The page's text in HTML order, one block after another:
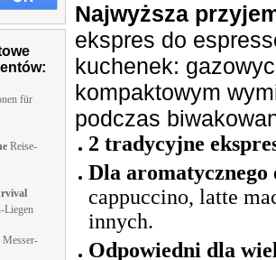
für
Reise-
Liegen
Messer-
Najwyższa
ekspres do
kuchenek:
kompaktowym
podczas
2 tradycyjne
Dla aromatycznego
cappuccino, latte
innych.
Odpowiedni dla